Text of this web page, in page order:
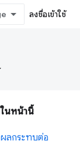
ลงชื่อเข้าใช้
ในหน้านี้
ผลกระทบต่อ